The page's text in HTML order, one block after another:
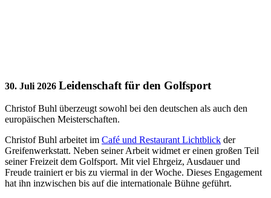
30. Juli 2026 Leidenschaft für den Golfsport
Christof Buhl überzeugt sowohl bei den deutschen als auch den
europäischen Meisterschaften.
Christof Buhl arbeitet im Café und Restaurant Lichtblick der
Greifenwerkstatt. Neben seiner Arbeit widmet er einen großen Teil
seiner Freizeit dem Golfsport. Mit viel Ehrgeiz, Ausdauer und
Freude trainiert er bis zu viermal in der Woche. Dieses Engagement
hat ihn inzwischen bis auf die internationale Bühne geführt.